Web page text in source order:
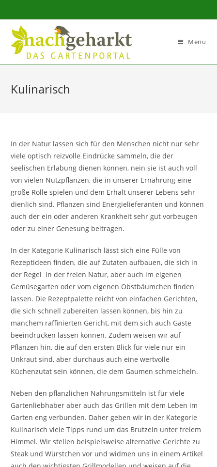
Sidebar-
Inhalt
Menü
Kulinarisch
In der Natur lassen sich für den Menschen nicht nur sehr
viele optisch reizvolle Eindrücke sammeln, die der
seelischen Erlabung dienen können, nein sie ist auch voll
von vielen Nutzpflanzen, die in unserer Ernährung eine
große Rolle spielen und dem Erhalt unserer Lebens sehr
dienlich sind. Pflanzen sind Energielieferanten und können
auch der ein oder anderen Krankheit sehr gut vorbeugen
oder zu einer Genesung beitragen.
In der Kategorie Kulinarisch lässt sich eine Fülle von
Rezeptideen finden, die auf Zutaten aufbauen, die sich in
der Regel in der freien Natur, aber auch im eigenen
Gemüsegarten oder vom eigenen Obstbäumchen finden
lassen. Die Rezeptpalette reicht von einfachen Gerichten,
die sich schnell zubereiten lassen können, bis hin zu
manchem raffinierten Gericht, mit dem sich auch Gäste
beeindrucken lassen können. Zudem weisen wir auf
Pflanzen hin, die auf den ersten Blick für viele nur ein
Unkraut sind, aber durchaus auch eine wertvolle
Küchenzutat sein können, die dem Gaumen schmeicheln.
Neben den pflanzlichen Nahrungsmitteln ist für viele
Gartenliebhaber aber auch das Grillen mit dem Leben im
Garten eng verbunden. Daher geben wir in der Kategorie
Kulinarisch viele Tipps rund um das Brutzeln unter freiem
Himmel. Wir stellen beispielsweise alternative Gerichte zu
Steak und Würstchen vor und widmen uns in einem Artikel